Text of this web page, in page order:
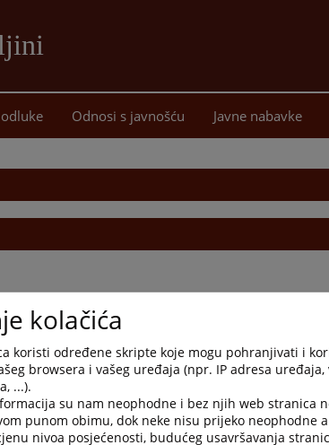
sadržaj
Odnosi s javnošću Javne nabavke
kolačića
koristi određene skripte koje mogu pohranjivati i
browsera i vašeg uređaja (npr. IP adresa
...).
su nam neophodne i bez njih web stranica
punom obimu, dok neke nisu prijeko neophodne
nivoa posjećenosti, budućeg usavršavanja